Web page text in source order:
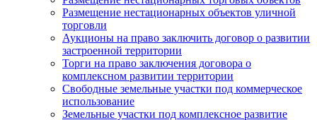
Размещение нестационарных объектов уличной
торговли
Аукционы на право заключить договор о развитии
застроенной территории
Торги на право заключения договора о
комплексном развитии территории
Свободные земельные участки под коммерческое
использование
Земельные участки под комплексное развитие